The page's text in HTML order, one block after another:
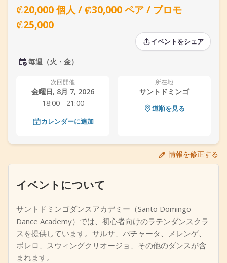
TuneTempo
₡20,000 個人 / ₡30,000 ペア / プロモ
₡25,000
イベントをシェア
毎週（火・金）
次回開催
金曜日, 8月 7, 2026
18:00 - 21:00
カレンダーに追加
所在地
サントドミンゴ
道順を見る
情報を修正する
イベントについて
サントドミンゴダンスアカデミー（Santo Domingo
Dance Academy）では、初心者向けのラテンダンスクラ
スを提供しています。サルサ、バチャータ、メレンゲ、
ボレロ、スウィングクリオージョ、その他のダンスが含
まれます。